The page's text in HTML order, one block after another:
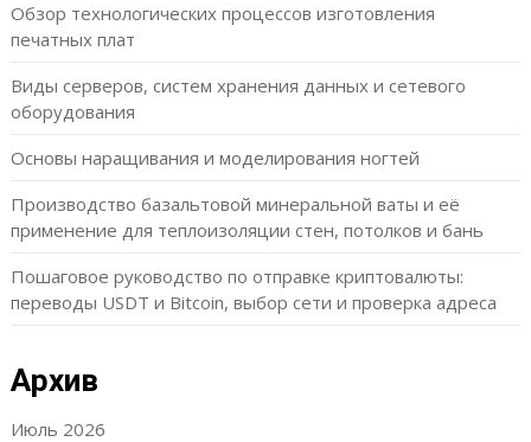
Обзор технологических процессов изготовления
печатных плат
Виды серверов, систем хранения данных и сетевого
оборудования
Основы наращивания и моделирования ногтей
Производство базальтовой минеральной ваты и её
применение для теплоизоляции стен, потолков и бань
Пошаговое руководство по отправке криптовалюты:
переводы USDT и Bitcoin, выбор сети и проверка адреса
Архив
Июль 2026